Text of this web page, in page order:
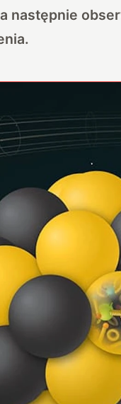
następnie